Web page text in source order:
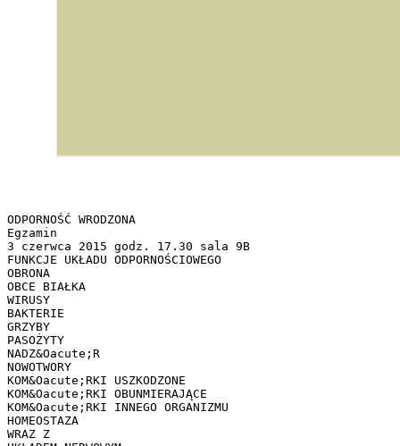
ODPORNOŚĆ WRODZONA
Egzamin
3 czerwca 2015 godz. 17.30 sala 9B
FUNKCJE UKŁADU ODPORNOŚCIOWEGO
OBRONA
OBCE BIAŁKA
WIRUSY
BAKTERIE
GRZYBY
PASOŻYTY
NADZ&Oacute;R
NOWOTWORY
KOM&Oacute;RKI USZKODZONE
KOM&Oacute;RKI OBUNMIERAJĄCE
KOM&Oacute;RKI INNEGO ORGANIZMU
HOMEOSTAZA
WRAZ Z